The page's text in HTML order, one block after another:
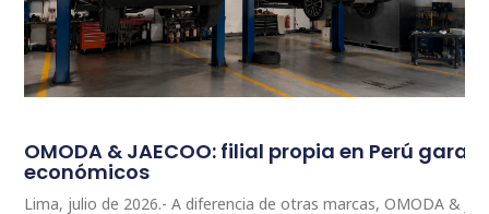
OMODA & JAECOO: filial propia en Perú
económicos
Lima, julio de 2026.- A diferencia de otras marcas, OMODA &